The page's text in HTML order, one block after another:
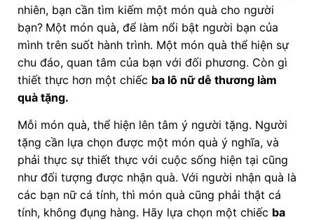
nhiên, bạn cần tìm kiếm một món quà cho người
bạn? Một món quà, để làm nổi bật người bạn của
mình trên suốt hành trình. Một món quà thể hiện sự
chu đáo, quan tâm của bạn với đối phương. Còn gì
thiết thực hơn một chiếc ba lô nữ dễ thương làm
quà tặng.
Mỗi món quà, thể hiện lên tâm ý người tặng. Người
tặng cần lựa chọn được một món quà ý nghĩa, và
phải thực sự thiết thực với cuộc sống hiện tại cũng
như đối tượng được nhận quà. Với người nhận quà là
các bạn nữ cá tính, thì món quà cũng phải thật cá
tính, không đụng hàng. Hãy lựa chọn một chiếc ba